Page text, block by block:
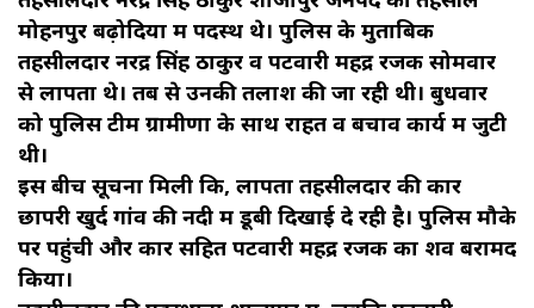
मोहनपुर बढ़ोदिया में पदस्थ थे। पुलिस के मुताबिक
तहसीलदार नरेंद्र सिंह ठाकुर व पटवारी महेंद्र रजक सोमवार
से लापता थे। तब से उनकी तलाश की जा रही थी। बुधवार
को पुलिस टीम ग्रामीणों के साथ राहत व बचाव कार्य में जुटी
थी।
इस बीच सूचना मिली कि, लापता तहसीलदार की कार
छापरी खुर्द गांव की नदी में डूबी दिखाई दे रही है। पुलिस मौके
पर पहुंची और कार सहित पटवारी महेंद्र रजक का शव बरामद
किया।